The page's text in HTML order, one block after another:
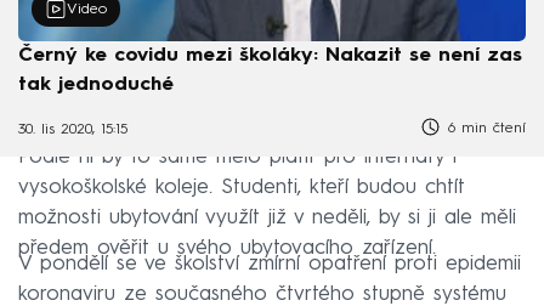
Video
Černý ke covidu mezi školáky: Nakazit se není zas
tak jednoduché
30. lis 2020, 15:15 6 min čtení
Podle ní by to samé mělo platit pro internáty i
vysokoškolské koleje. Studenti, kteří budou chtít
možnosti ubytování využít již v neděli, by si ji ale měli
předem ověřit u svého ubytovacího zařízení.
V pondělí se ve školství zmírní opatření proti epidemii
koronaviru ze současného čtvrtého stupně systému